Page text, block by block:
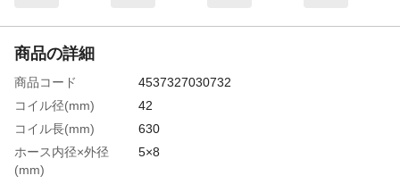
商品の詳細
商品コード
4537327030732
コイル径(mm)
42
コイル長(mm)
630
ホース内径×外径
(mm)
5×8